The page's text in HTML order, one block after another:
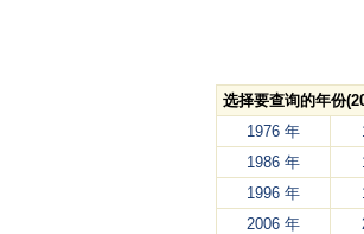
选择要查询的年份
1976 年
1986 年
1996 年
2006 年